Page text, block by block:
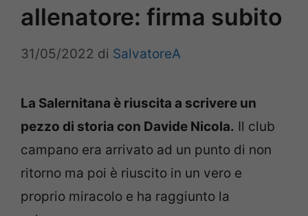
allenatore: firma subito
31/05/2022 di SalvatoreA
La Salernitana è riuscita a scrivere un
pezzo di storia con Davide Nicola. Il club
campano era arrivato ad un punto di non
ritorno ma poi è riuscito in un vero e
proprio miracolo e ha raggiunto la